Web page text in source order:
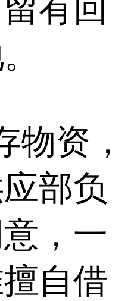
有回
物资，
部负
，一
自借